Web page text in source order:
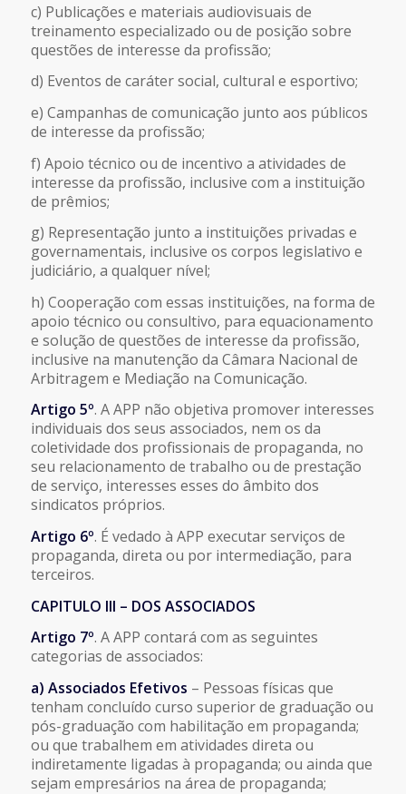
c) Publicações e materiais audiovisuais de
treinamento especializado ou de posição sobre
questões de interesse da profissão;
d) Eventos de caráter social, cultural e esportivo;
e) Campanhas de comunicação junto aos públicos
de interesse da profissão;
f) Apoio técnico ou de incentivo a atividades de
interesse da profissão, inclusive com a instituição
de prêmios;
g) Representação junto a instituições privadas e
governamentais, inclusive os corpos legislativo e
judiciário, a qualquer nível;
h) Cooperação com essas instituições, na forma de
apoio técnico ou consultivo, para equacionamento
e solução de questões de interesse da profissão,
inclusive na manutenção da Câmara Nacional de
Arbitragem e Mediação na Comunicação.
Artigo 5º. A APP não objetiva promover interesses
individuais dos seus associados, nem os da
coletividade dos profissionais de propaganda, no
seu relacionamento de trabalho ou de prestação
de serviço, interesses esses do âmbito dos
sindicatos próprios.
Artigo 6º. É vedado à APP executar serviços de
propaganda, direta ou por intermediação, para
terceiros.
CAPITULO III – DOS ASSOCIADOS
Artigo 7º. A APP contará com as seguintes
categorias de associados:
a) Associados Efetivos – Pessoas físicas que
tenham concluído curso superior de graduação ou
pós-graduação com habilitação em propaganda;
ou que trabalhem em atividades direta ou
indiretamente ligadas à propaganda; ou ainda que
sejam empresários na área de propaganda;